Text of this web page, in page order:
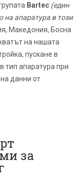
Bartec (един
на апаратура в този
Македония, Босна
на нашата
пускане в
тип апаратура при
данни от
за